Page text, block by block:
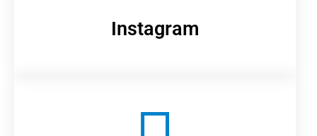
Instagram